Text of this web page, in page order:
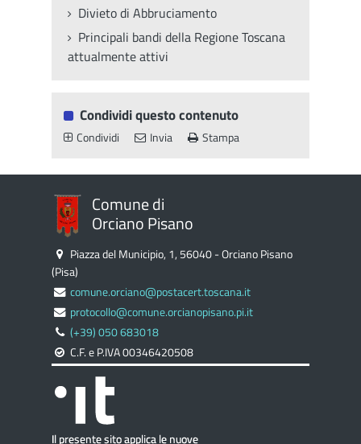
Divieto di Abbruciamento
Principali bandi della Regione Toscana
attualmente attivi
Condividi questo contenuto
Condividi Invia Stampa
Comune di
Orciano Pisano
Piazza del Municipio, 1, 56040 - Orciano Pisano
(Pisa)
comune.orciano@postacert.toscana.it
protocollo@comune.orcianopisano.pi.it
(+39) 050 683018
C.F. e P.IVA 00346420508